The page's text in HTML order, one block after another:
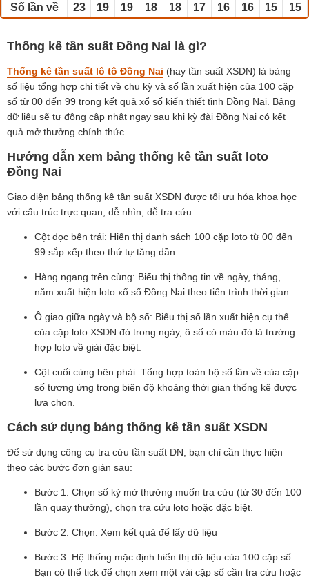
Số lần về 23 19 19 18 18 17 16 16 15 15
Thống kê tần suất Đồng Nai là gì?
Thống kê tần suất lô tô Đồng Nai (hay tần suất XSDN) là bảng
số liệu tổng hợp chi tiết về chu kỳ và số lần xuất hiện của 100 cặp
số từ 00 đến 99 trong kết quả xổ số kiến thiết tỉnh Đồng Nai. Bảng
dữ liệu sẽ tự động cập nhật ngay sau khi kỳ đài Đồng Nai có kết
quả mở thưởng chính thức.
Hướng dẫn xem bảng thống kê tần suất loto
Đồng Nai
Giao diện bảng thống kê tần suất XSDN được tối ưu hóa khoa học
với cấu trúc trực quan, dễ nhìn, dễ tra cứu:
Cột dọc bên trái: Hiển thị danh sách 100 cặp loto từ 00 đến
99 sắp xếp theo thứ tự tăng dần.
Hàng ngang trên cùng: Biểu thị thông tin về ngày, tháng,
năm xuất hiện loto xổ số Đồng Nai theo tiến trình thời gian.
Ô giao giữa ngày và bộ số: Biểu thị số lần xuất hiện cụ thể
của cặp loto XSDN đó trong ngày, ô số có màu đỏ là trường
hợp loto về giải đặc biệt.
Cột cuối cùng bên phải: Tổng hợp toàn bộ số lần về của cặp
số tương ứng trong biên độ khoảng thời gian thống kê được
lựa chọn.
Cách sử dụng bảng thống kê tần suất XSDN
Để sử dụng công cụ tra cứu tần suất DN, bạn chỉ cần thực hiện
theo các bước đơn giản sau:
Bước 1: Chọn số kỳ mở thưởng muốn tra cứu (từ 30 đến 100
lần quay thưởng), chọn tra cứu loto hoặc đặc biệt.
Bước 2: Chọn: Xem kết quả để lấy dữ liệu
Bước 3: Hệ thống mặc định hiển thị dữ liệu của 100 cặp số.
Bạn có thể tick để chọn xem một vài cặp số cần tra cứu hoặc